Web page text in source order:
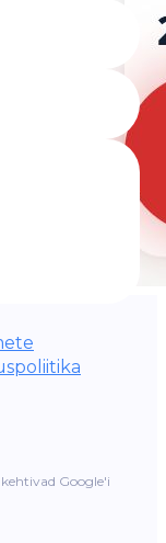
Google'i